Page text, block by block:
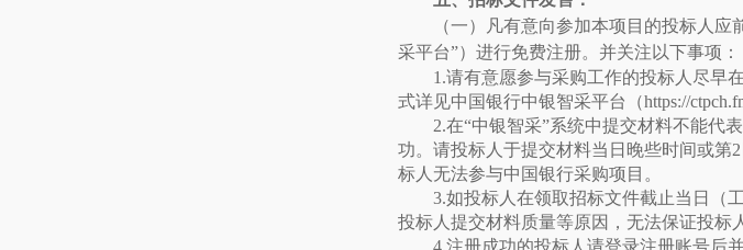
（一）凡有意向参加本项目的投标人
采平台”）进行免费注册。并关注以下事项：
1.请有意愿参与采购工作的投标人尽早在
式详见中国银行中银智采平台（https://
2.在“中银智采”系统中提交材料不能代
功。请投标人于提交材料当日晚些时间或第
标人无法参与中国银行采购项目。
3.如投标人在领取招标文件截止当日（
投标人提交材料质量等原因，无法保证投标
4.注册成功的投标人请登录注册账号后